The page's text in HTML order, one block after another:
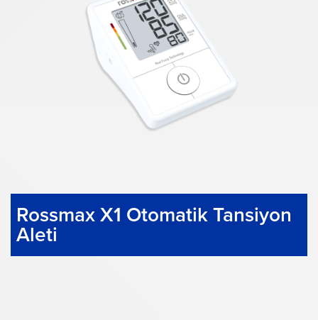
Rossmax X1 Otomatik Tansiyon
Aleti